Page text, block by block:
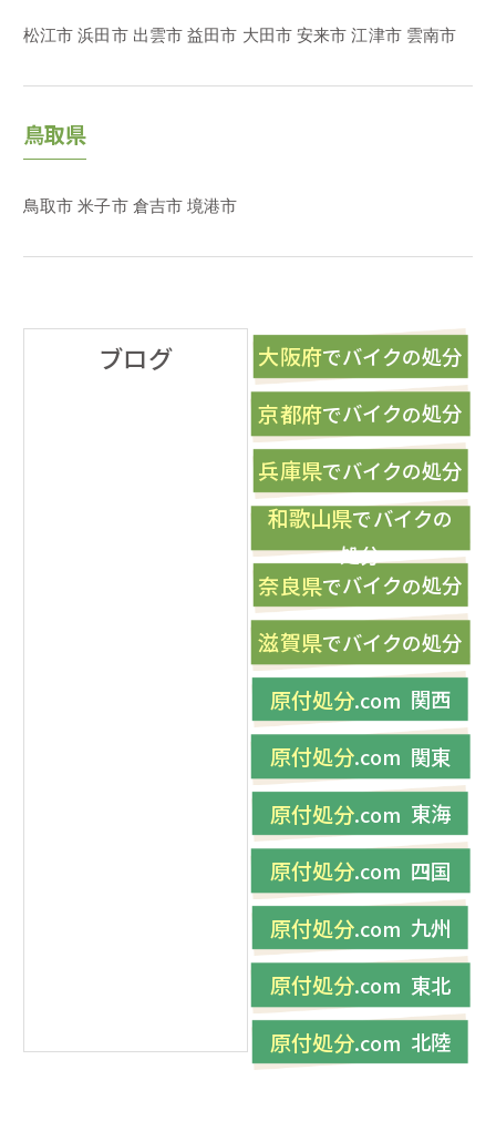
ブログ 大阪府でバイクの処分
京都府でバイクの処分
兵庫県でバイクの処分
和歌山県でバイクの
処分
奈良県でバイクの処分
滋賀県でバイクの処分
原付処分.com 関西
原付処分.com 関東
原付処分.com 東海
原付処分.com 四国
原付処分.com 九州
原付処分.com 東北
原付処分.com 北陸
松江市 浜田市 出雲市 益田市 大田市 安来市 江津市 雲南市
鳥取県
鳥取市 米子市 倉吉市 境港市